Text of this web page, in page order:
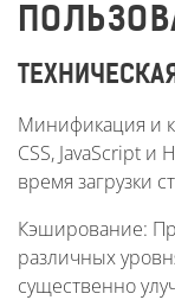
Минификация и
CSS, JavaScript и
время загрузки
Кэширование:
различных
существенно